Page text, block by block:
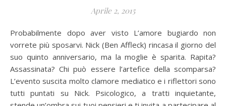
Aprile 2, 2015
Probabilmente dopo aver visto L’amore bugiardo non
vorrete più sposarvi. Nick (Ben Affleck) rincasa il giorno del
suo quinto anniversario, ma la moglie è sparita. Rapita?
Assassinata? Chi può essere l’artefice della scomparsa?
L’evento suscita molto clamore mediatico e i riflettori sono
tutti puntati su Nick. Psicologico, a tratti inquietante,